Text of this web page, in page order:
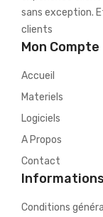
sans exception.
clients
Mon Compte
Accueil
Materiels
Logiciels
A Propos
Contact
Informations
Conditions